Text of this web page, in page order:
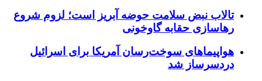
تالاب نبض سلامت حوضه آبریز است؛ لزوم شروع
رهاسازی حقابه گاوخونی
هواپیماهای سوخت‌رسان آمریکا برای اسرائیل
دردسرساز شد